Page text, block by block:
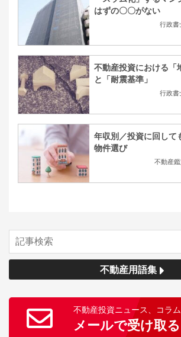
はずの〇〇がない
行政書
不動産投資における「
と「耐震基準」
行政書
年収別／投資に回して
物件選び
不動産
不動産用語集
不動産投資ニュース、コラ
メールで受け取る